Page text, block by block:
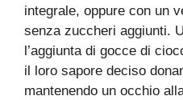
integrale, oppure con un
senza zuccheri aggiunti.
l’aggiunta di gocce di
il loro sapore deciso
mantenendo un occhio